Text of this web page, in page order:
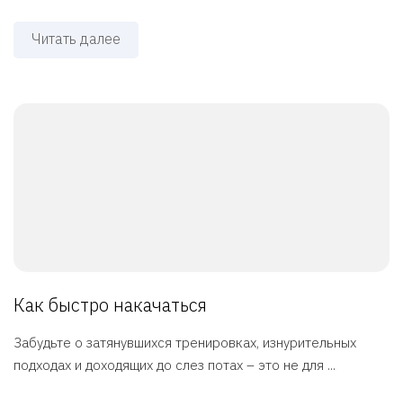
Читать далее
Как быстро накачаться
Забудьте о затянувшихся тренировках, изнурительных
подходах и доходящих до слез потах – это не для ...